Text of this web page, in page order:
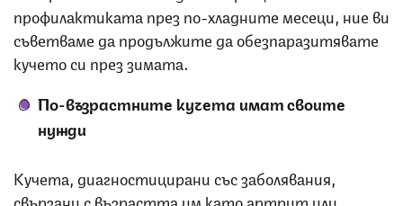
профилактиката през по-хладните месеци, ние ви
съветваме да продължите да обезпаразитявате
кучето си през зимата.
По-възрастните кучета имат своите
нужди
Кучета, диагностицирани със заболявания,
свързани с възрастта им като артрит или